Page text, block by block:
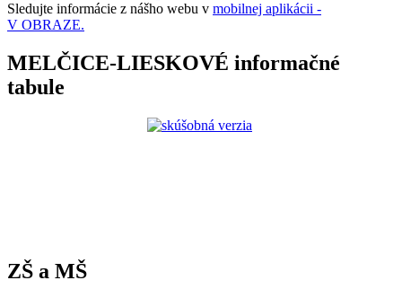
Sledujte informácie z nášho webu v mobilnej aplikácii -
V OBRAZE.
MELČICE-LIESKOVÉ informačné
tabule
ZŠ a MŠ